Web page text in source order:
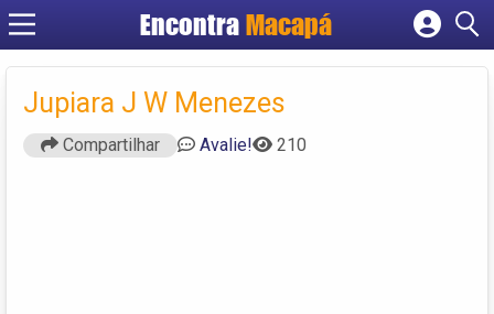
EncontraMacapá
Cadastrar empresa
Criar conta
Jupiara J W Menezes
Compartilhar Avalie! 210